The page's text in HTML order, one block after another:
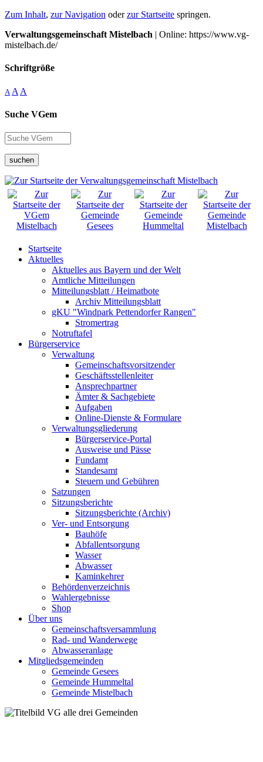
Zum Inhalt, zur Navigation oderzur Startseite springen.
Verwaltungsgemeinschaft Mistelbach | Online: https://www.vg-
mistelbach.de/
Schriftgröße
A A A
Suche VGem
suchen
Startseite
Aktuelles
Aktuelles aus Bayern und der Welt
Amtliche Mitteilungen
Mitteilungsblatt / Heimatbote
Archiv Mitteilungsblatt
gKU "Windpark Pettendorfer Rangen"
Stromertrag
Notruftafel
Bürgerservice
Verwaltung
Gemeinschaftsvorsitzender
Geschäftsstellenleiter
Ansprechpartner
Ämter & Sachgebiete
Aufgaben
Online-Dienste & Formulare
Verwaltungsgliederung
Bürgerservice-Portal
Ausweise und Pässe
Fundamt
Standesamt
Steuern und Gebühren
Satzungen
Sitzungsberichte
Sitzungsberichte (Archiv)
Ver- und Entsorgung
Bauhöfe
Abfallentsorgung
Wasser
Abwasser
Kaminkehrer
Behördenverzeichnis
Wahlergebnisse
Shop
Über uns
Gemeinschaftsversammlung
Rad- und Wanderwege
Abwasseranlage
Mitgliedsgemeinden
Gemeinde Gesees
Gemeinde Hummeltal
Gemeinde Mistelbach